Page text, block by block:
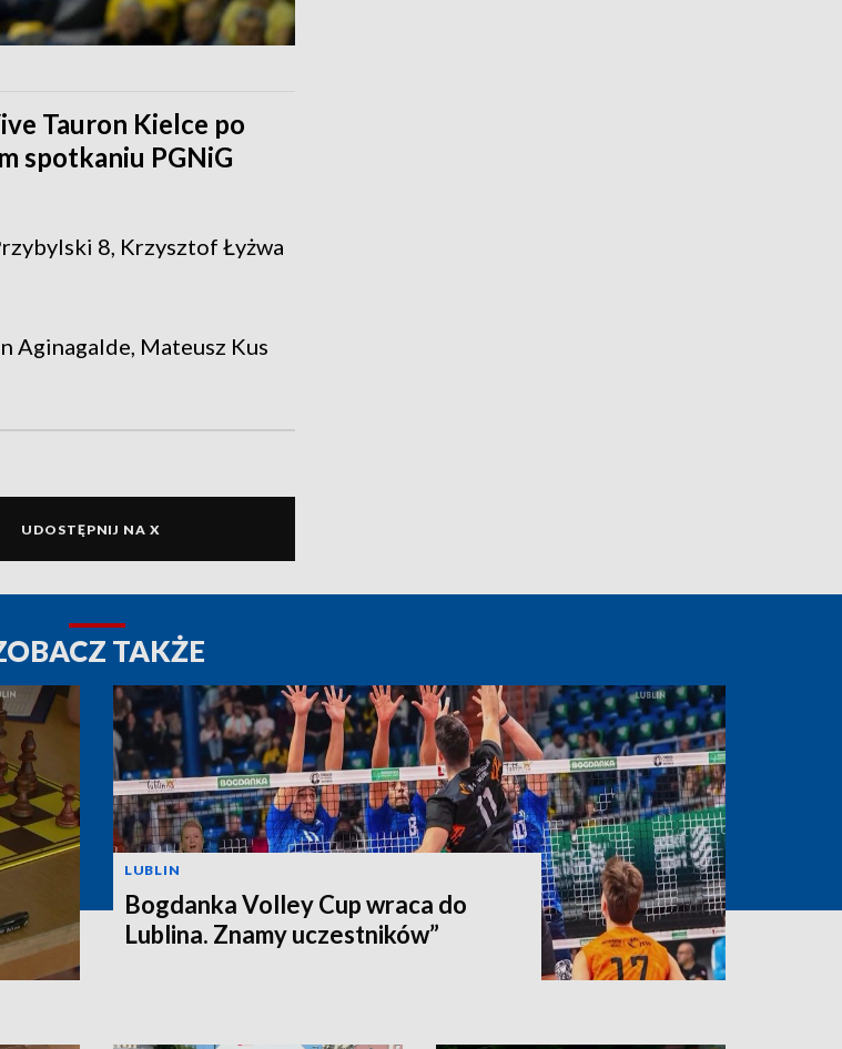
Tauron Kielce po
spotkaniu PGNiG
8, Krzysztof Łyżwa
Aginagalde, Mateusz Kus
UDOSTĘPNIJ NA X
TAKŻE
LUBLIN
Bogdanka Volley Cup wraca do
Lublina. Znamy uczestników”